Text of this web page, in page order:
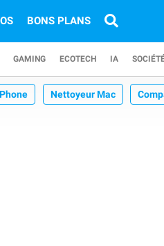
BONS PLANS
GAMING ECOTECH IA
Nettoyeur Mac